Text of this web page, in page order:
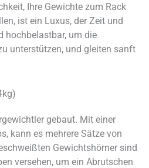
Ihre Gewichte zum Rack
ist ein Luxus, der Zeit und
hochbelastbar, um die
unterstützen, und gleiten sanft
gebaut. Mit einer
kann es mehrere Sätze von
Gewichtshörner sind
versehen, um ein Abrutschen